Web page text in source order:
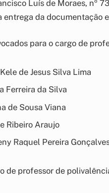
Luís de Moraes, nº
entrega da documentação
para o cargo de
de Jesus Silva Lima
Ferreira da Silva
de Sousa Viana
Ribeiro Araujo
Raquel Pereira
de professor de